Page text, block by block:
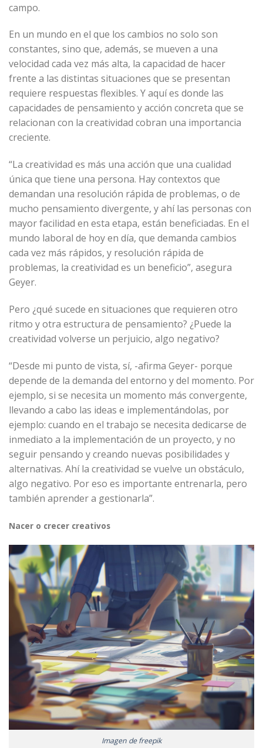
campo.
En un mundo en el que los cambios no solo son
constantes, sino que, además, se mueven a una
velocidad cada vez más alta, la capacidad de hacer
frente a las distintas situaciones que se presentan
requiere respuestas flexibles. Y aquí es donde las
capacidades de pensamiento y acción concreta que se
relacionan con la creatividad cobran una importancia
creciente.
“La creatividad es más una acción que una cualidad
única que tiene una persona. Hay contextos que
demandan una resolución rápida de problemas, o de
mucho pensamiento divergente, y ahí las personas con
mayor facilidad en esta etapa, están beneficiadas. En el
mundo laboral de hoy en día, que demanda cambios
cada vez más rápidos, y resolución rápida de
problemas, la creatividad es un beneficio”, asegura
Geyer.
Pero ¿qué sucede en situaciones que requieren otro
ritmo y otra estructura de pensamiento? ¿Puede la
creatividad volverse un perjuicio, algo negativo?
“Desde mi punto de vista, sí, -afirma Geyer- porque
depende de la demanda del entorno y del momento. Por
ejemplo, si se necesita un momento más convergente,
llevando a cabo las ideas e implementándolas, por
ejemplo: cuando en el trabajo se necesita dedicarse de
inmediato a la implementación de un proyecto, y no
seguir pensando y creando nuevas posibilidades y
alternativas. Ahí la creatividad se vuelve un obstáculo,
algo negativo. Por eso es importante entrenarla, pero
también aprender a gestionarla”.
Nacer o crecer creativos
Imagen de freepik